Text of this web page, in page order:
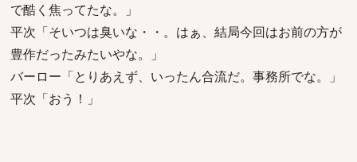
で酷く焦ってたな。」
平次「そいつは臭いな・・。はぁ、結局今回はお前の方が
豊作だったみたいやな。」
バーロー「とりあえず、いったん合流だ。事務所でな。」
平次「おう！」